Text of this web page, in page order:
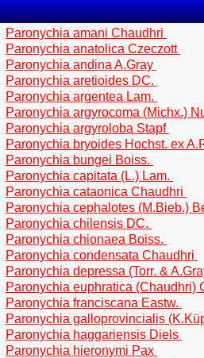
Paronychia amani Chaudhri
Paronychia anatolica Czeczott
Paronychia andina A.Gray
Paronychia aretioides DC.
Paronychia argentea Lam.
Paronychia argyrocoma (Michx.)
Paronychia argyroloba Stapf
Paronychia bryoides Hochst. ex
Paronychia bungei Boiss.
Paronychia capitata (L.) Lam.
Paronychia cataonica Chaudhri
Paronychia cephalotes (M.Bieb.)
Paronychia chilensis DC.
Paronychia chionaea Boiss.
Paronychia condensata Chaudhri
Paronychia depressa (Torr. &
Paronychia euphratica (Chaudhri)
Paronychia franciscana Eastw.
Paronychia galloprovincialis
Paronychia haggariensis Diels
Paronychia hieronymi Pax